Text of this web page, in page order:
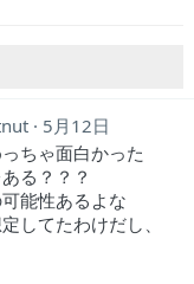
ャンネルで視聴。私服
最初の一歩」紅丸か
ブチ切れリム…
5月12日
ちゃ面白かった
る？？？
能性あるよな
してたわけだし、